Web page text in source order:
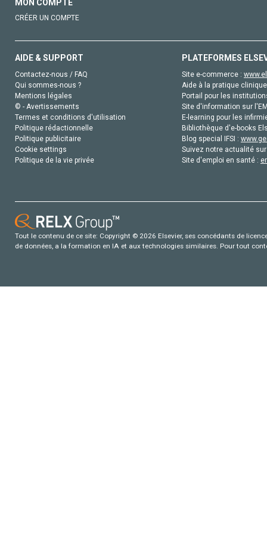
MON COMPTE
CRÉER UN COMPTE
AIDE & SUPPORT
Contactez-nous / FAQ
Qui sommes-nous ?
Mentions légales
© - Avertissements
Termes et conditions d'utilisation
Politique rédactionnelle
Politique publicitaire
Cookie settings
Politique de la vie privée
PLATEFORMES
Site e-commerce :
Aide à la pratique
Portail pour les
Site d'information sur
E-learning pour les
Bibliothèque d'e-books
Blog special IFSI :
Suivez notre actualité
Site d'emploi en santé :
Tout le contenu de ce site: Copyright © 2026 Elsevier, ses concédants de
de données, a la formation en IA et aux technologies similaires. Pour tout